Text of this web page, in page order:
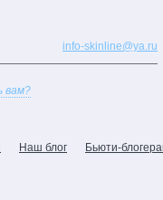
info-skinline@ya.ru
вам?
Наш блог Бьюти-